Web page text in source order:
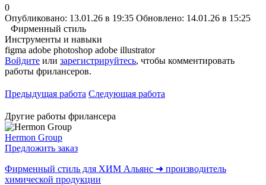
0
Опубликовано: 13.01.26 в 19:35 Обновлено: 14.01.26 в 15:25
Фирменный стиль
Инструменты и навыки
figma adobe photoshop adobe illustrator
Войдите или зарегистрируйтесь, чтобы комментировать
работы фрилансеров.
Предыдущая работа Следующая работа
Другие работы фрилансера
Hermon Group
Предложить заказ
Фирменный стиль для ХИМ Альянс ➜ производитель
химической продукции